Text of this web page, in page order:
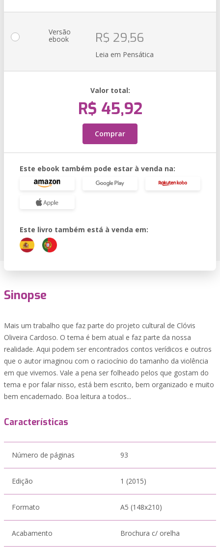
Versão
ebook R$ 29,56
Leia em Pensática
Valor total:
R$ 45,92
Comprar
Este ebook também pode estar à venda na:
Este livro também está à venda em:
Sinopse
Mais um trabalho que faz parte do projeto cultural de Clóvis
Oliveira Cardoso. O tema é bem atual e faz parte da nossa
realidade. Aqui podem ser encontrados contos verídicos e outros
que o autor imaginou com o raciocínio do tamanho da violência
em que vivemos. Vale a pena ser folheado pelos que gostam do
tema e por falar nisso, está bem escrito, bem organizado e muito
bem encadernado. Boa leitura a todos...
Características
Número de páginas 93
Edição 1 (2015)
Formato A5 (148x210)
Acabamento Brochura c/ orelha